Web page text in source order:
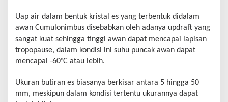
Uap air dalam bentuk kristal es yang terbentuk didalam
awan Cumulonimbus disebabkan oleh adanya updraft yang
sangat kuat sehingga tinggi awan dapat mencapai lapisan
tropopause, dalam kondisi ini suhu puncak awan dapat
mencapai -60°C atau lebih.
Ukuran butiran es biasanya berkisar antara 5 hingga 50
mm, meskipun dalam kondisi tertentu ukurannya dapat